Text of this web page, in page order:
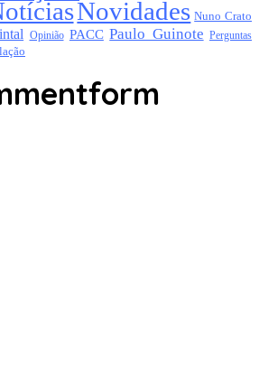
Novidades Nuno Crato
Opinião PACC Paulo Guinote Perguntas